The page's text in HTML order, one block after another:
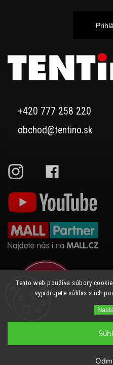
Tento web používa súbory
vyjadrujete súhlas s ich
+420 777 258 220
obchod@tentino.sk